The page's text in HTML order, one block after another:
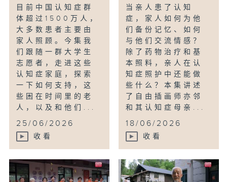
目前中国认知症群
体超过1500万人，
大多数患者主要由
家人照顾。今集我
们跟随一群大学生
志愿者，走进这些
认知症家庭，探索
一下如何支持，这
些困在时间里的老
人，以及和他们...
25/06/2026
收看
当亲人患了认知
症，家人如何为他
们备份记忆、如何
与他们交流情感？
除了药物治疗和基
本照料，亲人在认
知症照护中还能做
些什么？本集讲述
了自由插画师亦邻
和其认知症母亲...
18/06/2026
收看